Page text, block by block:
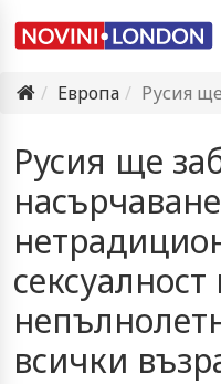
Европа
Русия ще забрани
Русия ще
всички